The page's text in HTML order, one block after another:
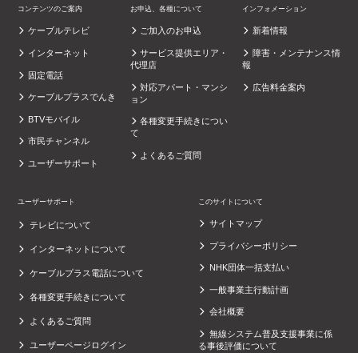
コンテンツのご案内
ケーブルテレビ
インターネット
固定電話
ケーブルプラスでんき
BTVモバイル
市民チャンネル
ユーザーサポート
お申込、各種について
ご加入のお申込
サービス提供エリア・
代理店
対応アパート・マンシ
ョン
各種変更手続きについ
て
よくあるご質問
インフォメーション
新着情報
障害・メンテナンス情
報
広告料金案内
ユーザーサポート
テレビについて
インターネットについて
ケーブルプラス電話について
各種変更手続きについて
よくあるご質問
ユーザーページログイン
このサイトについて
サイトマップ
プライバシーポリシー
NHK団体一括支払い
一般事業主行動計画
会社概要
無線システム普及支援事業に係
る事後評価について